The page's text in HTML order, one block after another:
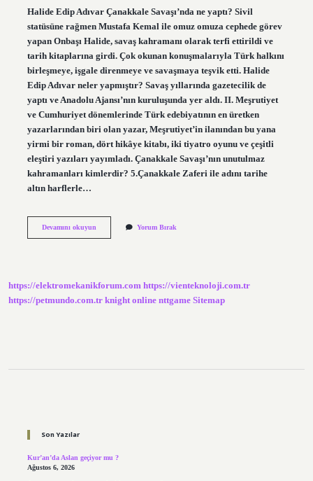
Halide Edip Adıvar Çanakkale Savaşı’nda ne yaptı? Sivil
statüsüne rağmen Mustafa Kemal ile omuz omuza cephede görev
yapan Onbaşı Halide, savaş kahramanı olarak terfi ettirildi ve
tarih kitaplarına girdi. Çok okunan konuşmalarıyla Türk halkını
birleşmeye, işgale direnmeye ve savaşmaya teşvik etti. Halide
Edip Adıvar neler yapmıştır? Savaş yıllarında gazetecilik de
yaptı ve Anadolu Ajansı’nın kuruluşunda yer aldı. II. Meşrutiyet
ve Cumhuriyet dönemlerinde Türk edebiyatının en üretken
yazarlarından biri olan yazar, Meşrutiyet’in ilanından bu yana
yirmi bir roman, dört hikâye kitabı, iki tiyatro oyunu ve çeşitli
eleştiri yazıları yayımladı. Çanakkale Savaşı’nın unutulmaz
kahramanları kimlerdir? 5.Çanakkale Zaferi ile adını tarihe
altın harflerle…
Devamını okuyunHalide
Yapmıştır
Yorum Bırak
https://elektromekanikforum.com https://vienteknoloji.com.tr
https://petmundo.com.tr knight online nttgame Sitemap
Son Yazılar
Kur’an’da Aslan geçiyor mu ?
Ağustos 6, 2026